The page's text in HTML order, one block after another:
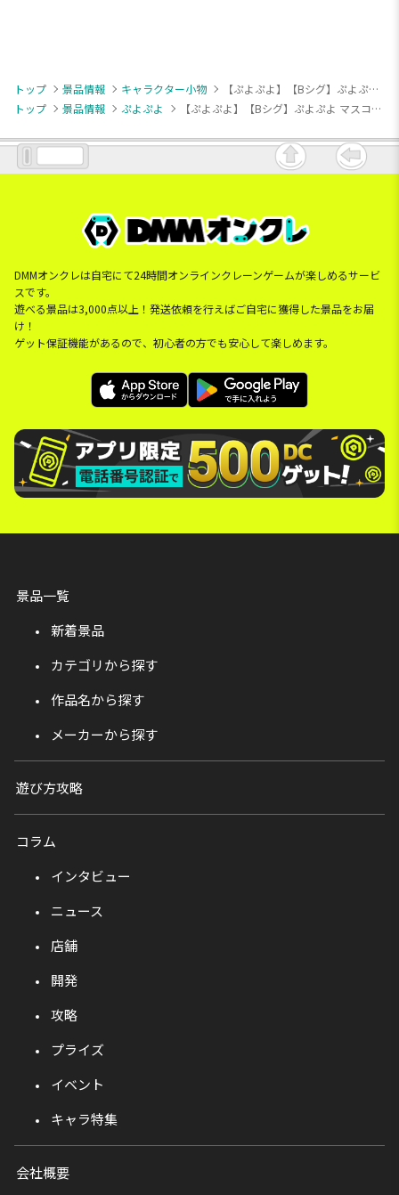
トップ 景品情報 キャラクター小物
【ぷよぷよ】【Bシグ】ぷよぷよ マスコット“アミティ＆シグ＆シェゾ＆くろいシグ”（EX）
トップ
景品情報 ぷよぷよ 【ぷよぷよ】【Bシグ】ぷよぷよ マスコット“アミティ＆シグ＆シェゾ＆くろいシグ”（EX）
DMMオンクレは自宅にて24時間オンラインクレーンゲームが楽しめるサービ
スです。
遊べる景品は3,000点以上！発送依頼を行えばご自宅に獲得した景品をお届
け！
ゲット保証機能があるので、初心者の方でも安心して楽しめます。
景品一覧
新着景品
カテゴリから探す
作品名から探す
メーカーから探す
遊び方攻略
コラム
インタビュー
ニュース
店舗
開発
攻略
プライズ
イベント
キャラ特集
会社概要